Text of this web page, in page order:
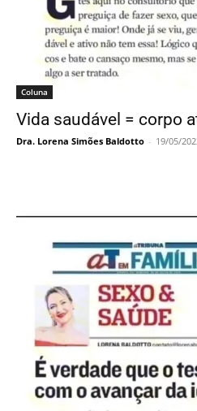
Coluna
Vida saudável = corpo
Dra. Lorena Simões Baldotto - 19/05/